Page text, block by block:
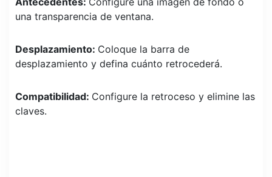
una transparencia de ventana.
Desplazamiento: Coloque la barra de
desplazamiento y defina cuánto retrocederá.
Compatibilidad: Configure la retroceso y elimine las
claves.